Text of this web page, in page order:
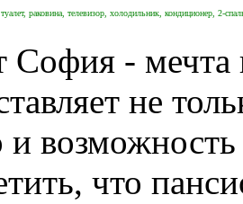
раковина, телевизор, холодильник, кондиционер, 2-
София -
не
и
что